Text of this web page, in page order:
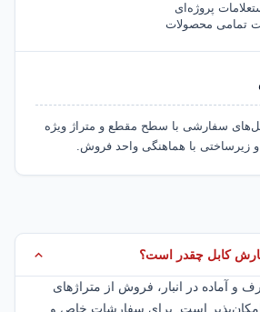
پروژه‌ای
تمامی محصولات
سفارشی با سطح مقطع و متراژ ویژه
زیرساختی با هماهنگی واحد فروش.
کابل چقدر است؟
و آماده در انبار، فروش از متراژهای
است. برای سفارشات خاص و